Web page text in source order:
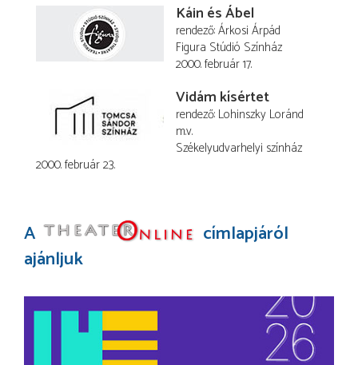
Káin és Ábel
rendező Árkosi Árpád
Figura Stúdió Színház
2000. február 17.
Vidám kísértet
rendező Lohinszky Loránd
m.v.
Székelyudvarhelyi színház
2000. február 23.
A
címlapjáról
ajánljuk